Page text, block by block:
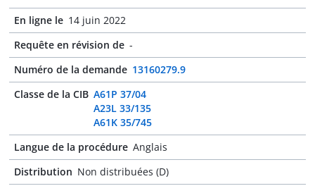
En ligne le 14 juin 2022
Requête en révision de -
Numéro de la demande 13160279.9
Classe de la CIB A61P 37/04
A23L 33/135
A61K 35/745
Langue de la procédure Anglais
Distribution Non distribuées (D)